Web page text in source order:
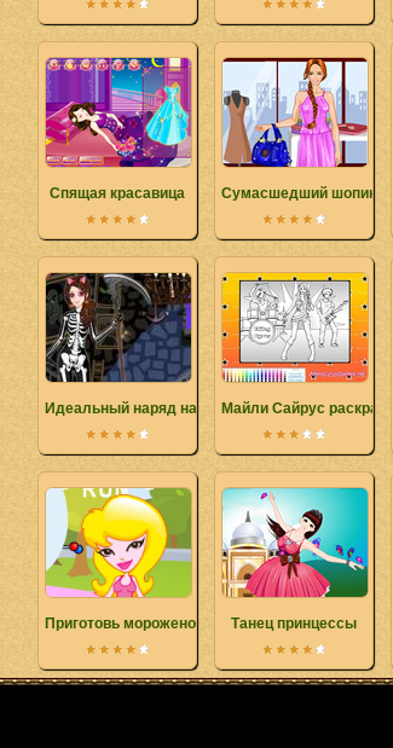
Спящая красавица Сумасшедший шопинг
Идеальный наряд на ХэллоуинМайли Сайрус раскраска
Приготовь мороженое Танец принцессы